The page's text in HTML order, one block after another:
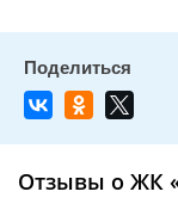
Отзывы о ЖК